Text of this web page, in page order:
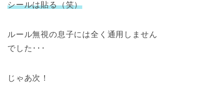
シールは貼る（笑）
ルール無視の息子には全く通用しません
でした･･･
じゃあ次！